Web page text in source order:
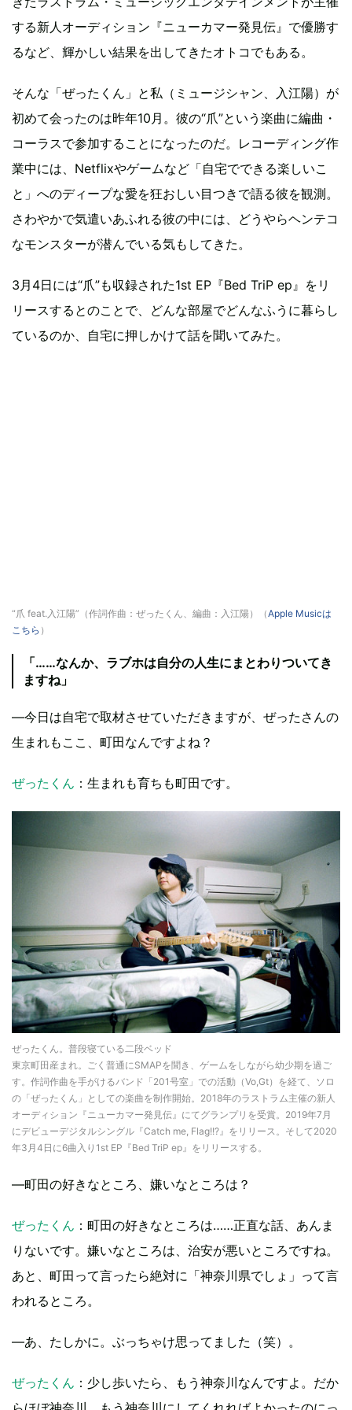
する新人オーディション『ニューカマー発見伝』で優勝す
るなど、輝かしい結果を出してきたオトコでもある。
そんな「ぜったくん」と私（ミュージシャン、入江陽）が
初めて会ったのは昨年10月。彼の“爪”という楽曲に編曲・
コーラスで参加することになったのだ。レコーディング作
業中には、Netflixやゲームなど「自宅でできる楽しいこ
と」へのディープな愛を狂おしい目つきで語る彼を観測。
さわやかで気遣いあふれる彼の中には、どうやらヘンテコ
なモンスターが潜んでいる気もしてきた。
3月4日には“爪”も収録された1st EP『Bed TriP ep』をリ
リースするとのことで、どんな部屋でどんなふうに暮らし
ているのか、自宅に押しかけて話を聞いてみた。
“爪 feat.入江陽”（作詞作曲：ぜったくん、編曲：入江陽）（Apple Musicは
こちら ）
「……なんか、ラブホは自分の人生にまとわりついてき
ますね」
―今日は自宅で取材させていただきますが、ぜったさんの
生まれもここ、町田なんですよね？
ぜったくん ：生まれも育ちも町田です。
ぜったくん。普段寝ている二段ベッド
東京町田産まれ。ごく普通にSMAPを聞き、ゲームをしながら幼少期を過ご
す。作詞作曲を手がけるバンド「201号室」での活動（Vo,Gt）を経て、ソロ
の「ぜったくん」としての楽曲を制作開始。2018年のラストラム主催の新人
オーディション『ニューカマー発見伝』にてグランプリを受賞。2019年7月
にデビューデジタルシングル『Catch me, Flag!!?』をリリース。そして2020
年3月4日に6曲入り1st EP『Bed TriP ep』をリリースする。
―町田の好きなところ、嫌いなところは？
ぜったくん ：町田の好きなところは……正直な話、あんま
りないです。嫌いなところは、治安が悪いところですね。
あと、町田って言ったら絶対に「神奈川県でしょ」って言
われるところ。
―あ、たしかに。ぶっちゃけ思ってました（笑）。
ぜったくん ：少し歩いたら、もう神奈川なんですよ。だか